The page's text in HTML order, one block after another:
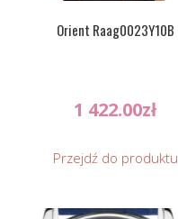
Orient Raag0023Y10B
1 422.00zł
Przejdź do produktu